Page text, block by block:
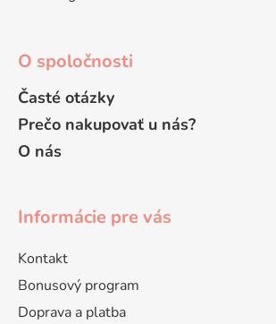
O spoločnosti
Časté otázky
Prečo nakupovať u nás?
O nás
Informácie pre vás
Kontakt
Bonusový program
Doprava a platba